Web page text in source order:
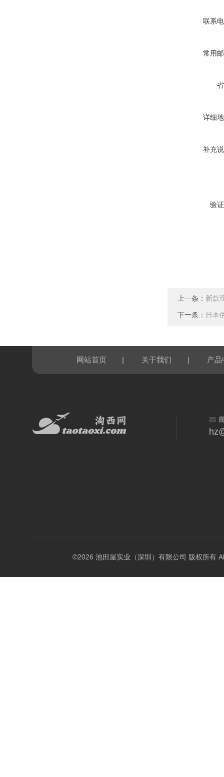
联系
常用
详细
补充
验
上一条： 新款
下一条： 日本
网站首页 | 关于我们 | 产品
©2026 池田屋实业（深圳）有限公司 版权所有